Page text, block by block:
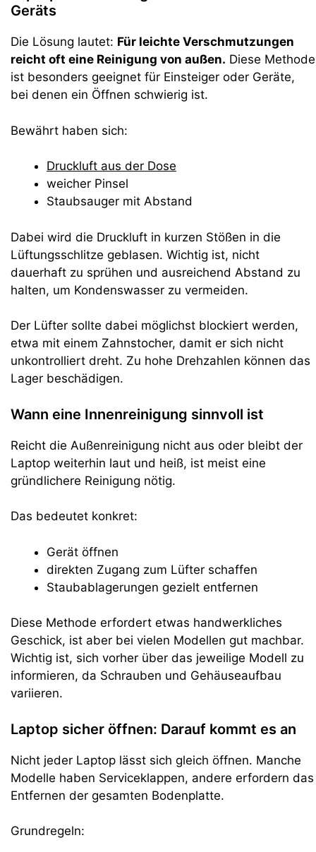
Geräts
Die Lösung lautet: Für leichte Verschmutzungen
reicht oft eine Reinigung von außen. Diese Methode
ist besonders geeignet für Einsteiger oder Geräte,
bei denen ein Öffnen schwierig ist.
Bewährt haben sich:
Druckluft aus der Dose
weicher Pinsel
Staubsauger mit Abstand
Dabei wird die Druckluft in kurzen Stößen in die
Lüftungsschlitze geblasen. Wichtig ist, nicht
dauerhaft zu sprühen und ausreichend Abstand zu
halten, um Kondenswasser zu vermeiden.
Der Lüfter sollte dabei möglichst blockiert werden,
etwa mit einem Zahnstocher, damit er sich nicht
unkontrolliert dreht. Zu hohe Drehzahlen können das
Lager beschädigen.
Wann eine Innenreinigung sinnvoll ist
Reicht die Außenreinigung nicht aus oder bleibt der
Laptop weiterhin laut und heiß, ist meist eine
gründlichere Reinigung nötig.
Das bedeutet konkret:
Gerät öffnen
direkten Zugang zum Lüfter schaffen
Staubablagerungen gezielt entfernen
Diese Methode erfordert etwas handwerkliches
Geschick, ist aber bei vielen Modellen gut machbar.
Wichtig ist, sich vorher über das jeweilige Modell zu
informieren, da Schrauben und Gehäuseaufbau
variieren.
Laptop sicher öffnen: Darauf kommt es an
Nicht jeder Laptop lässt sich gleich öffnen. Manche
Modelle haben Serviceklappen, andere erfordern das
Entfernen der gesamten Bodenplatte.
Grundregeln: